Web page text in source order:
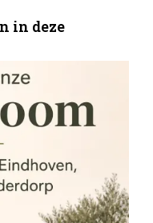
in deze